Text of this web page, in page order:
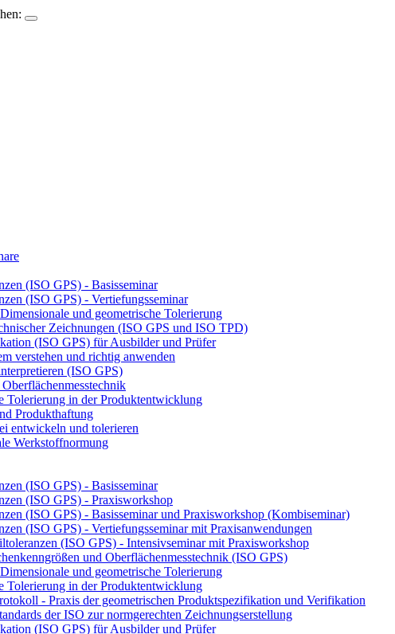
(ISO GPS) - Basisseminar
(ISO GPS) - Vertiefungsseminar
und geometrische Tolerierung
Zeichnungen (ISO GPS und ISO TPD)
(ISO GPS) für Ausbilder und Prüfer
verstehen und richtig anwenden
(ISO GPS)
Tolerierung in der Produktentwicklung
Produkthaftung
entwickeln und tolerieren
Werkstoffnormung
(ISO GPS) - Basisseminar
(ISO GPS) - Praxisworkshop
(ISO GPS) - Basisseminar und Praxisworkshop (Kombiseminar)
(ISO GPS) - Vertiefungsseminar mit Praxisanwendungen
(ISO GPS) - Intensivseminar mit Praxisworkshop
und Oberflächenmesstechnik (ISO GPS)
und geometrische Tolerierung
Tolerierung in der Produktentwicklung
- Praxis der geometrischen Produktspezifikation und Verifikation
der ISO zur normgerechten Zeichnungserstellung
(ISO GPS) für Ausbilder und Prüfer